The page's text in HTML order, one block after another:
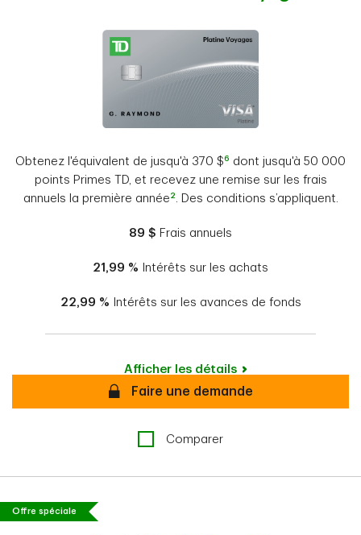
Obtenez l'équivalent de jusqu'à 370 $6 dont jusqu'à 50 000
points Primes TD, et recevez une remise sur les frais
annuels la première année 2 . Des conditions s’appliquent.
89 $ Frais annuels
21,99 % Intérêts sur les achats
22,99 % Intérêts sur les avances de fonds
Afficher les détails
SécuriséFaire une demande
Comparer
Offre spéciale